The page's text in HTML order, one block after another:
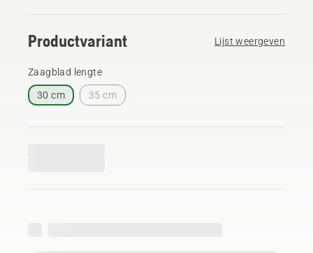
Productvariant Lijst weergeven
Zaagblad lengte
30 cm 35 cm